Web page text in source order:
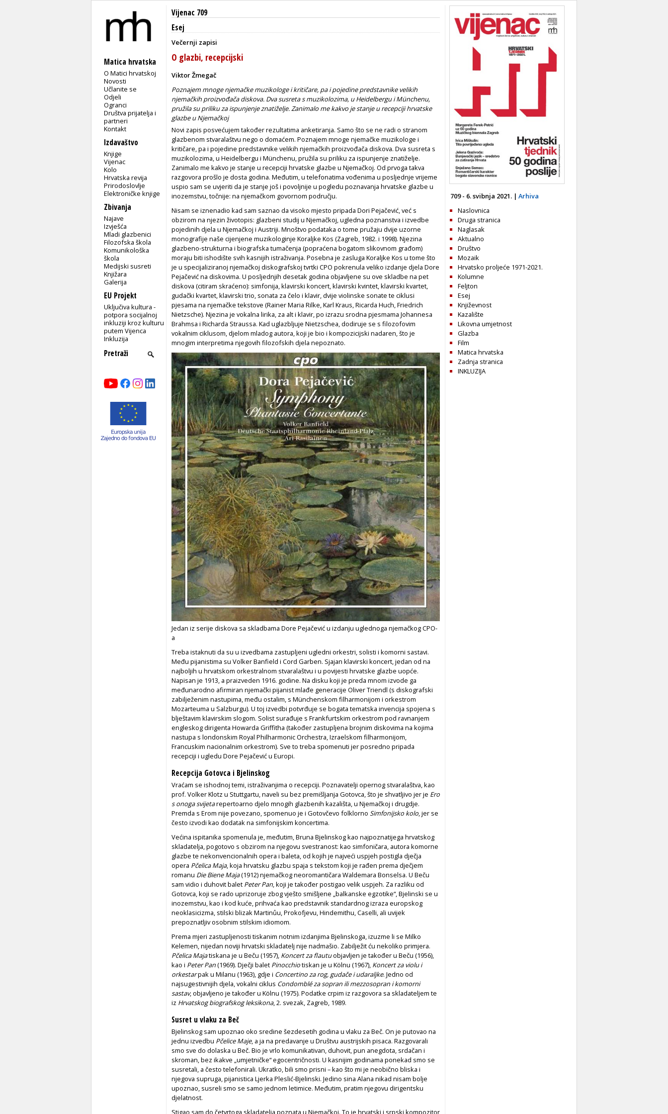
Matica hrvatska
O Matici hrvatskoj
Novosti
Učlanite se
Odjeli
Ogranci
Društva prijatelja i
partneri
Kontakt
Izdavaštvo
Knjige
Vijenac
Kolo
Hrvatska revija
Prirodoslovlje
Elektroničke knjige
Zbivanja
Najave
Izvješća
Mladi glazbenici
Filozofska škola
Komunikološka
škola
Medijski susreti
Knjižara
Galerija
EU Projekt
Uključiva kultura -
potpora socijalnoj
inkluziji kroz kulturu
putem Vijenca
Inkluzija
Vijenac 709
Esej
Večernji zapisi
O glazbi, recepcijski
Viktor Žmegač
Poznajem mnoge njemačke muzikologe i kritičare, pa i pojedine predstavnike velikih
njemačkih proizvođača diskova. Dva susreta s muzikolozima, u Heidelbergu i Münchenu,
pružila su priliku za ispunjenje znatiželje. Zanimalo me kakvo je stanje u recepciji hrvatske
glazbe u Njemačkoj
Novi zapis posvećujem također rezultatima anketiranja. Samo što se ne radi o stranom
glazbenom stvaralaštvu nego o domaćem. Poznajem mnoge njemačke muzikologe i
kritičare, pa i pojedine predstavnike velikih njemačkih proizvođača diskova. Dva susreta s
muzikolozima, u Heidelbergu i Münchenu, pružila su priliku za ispunjenje znatiželje.
Zanimalo me kakvo je stanje u recepciji hrvatske glazbe u Njemačkoj. Od prvoga takva
razgovora prošlo je dosta godina. Međutim, u telefonatima vođenima u posljednje vrijeme
uspio sam se uvjeriti da je stanje još i povoljnije u pogledu poznavanja hrvatske glazbe u
inozemstvu, točnije: na njemačkom govornom području.
Nisam se iznenadio kad sam saznao da visoko mjesto pripada Dori Pejačević, već s
obzirom na njezin životopis: glazbeni studij u Njemačkoj, ugledna poznanstva i izvedbe
pojedinih djela u Njemačkoj i Austriji. Mnoštvo podataka o tome pružaju dvije uzorne
monografije naše cijenjene muzikologinje Koraljke Kos (Zagreb, 1982. i 1998). Njezina
glazbeno-strukturna i biografska tumačenja (popraćena bogatom slikovnom građom)
moraju biti ishodište svih kasnijih istraživanja. Posebna je zasluga Koraljke Kos u tome što
je u specijaliziranoj njemačkoj diskografskoj tvrtki CPO pokrenula veliko izdanje djela Dore
Pejačević na diskovima. U posljednjih desetak godina objavljene su ove skladbe na pet
diskova (citiram skraćeno): simfonija, klavirski koncert, klavirski kvintet, klavirski kvartet,
gudački kvartet, klavirski trio, sonata za čelo i klavir, dvije violinske sonate te ciklusi
pjesama na njemačke tekstove (Rainer Maria Rilke, Karl Kraus, Ricarda Huch, Friedrich
Nietzsche). Njezina je vokalna lirika, za alt i klavir, po izrazu srodna pjesmama Johannesa
Brahmsa i Richarda Straussa. Kad uglazbljuje Nietzschea, dodiruje se s filozofovim
vokalnim ciklusom, djelom mladog autora, koji je bio i kompozicijski nadaren, što je
mnogim interpretima njegovih filozofskih djela nepoznato.
Jedan iz serije diskova sa skladbama Dore Pejačević u izdanju uglednoga njemačkog CPO-
a
Treba istaknuti da su u izvedbama zastupljeni ugledni orkestri, solisti i komorni sastavi.
Među pijanistima su Volker Banfield i Cord Garben. Sjajan klavirski koncert, jedan od na
najboljih u hrvatskom orkestralnom stvaralaštvu i u povijesti hrvatske glazbe uopće.
Napisan je 1913, a praizveden 1916. godine. Na disku koji je preda mnom izvode ga
međunarodno afirmiran njemački pijanist mlađe generacije Oliver Triendl (s diskografski
zabilježenim nastupima, među ostalim, s Münchenskom filharmonijom i orkestrom
Mozarteuma u Salzburgu). U toj izvedbi potvrđuje se bogata tematska invencija spojena s
blještavim klavirskim slogom. Solist surađuje s Frankfurtskim orkestrom pod ravnanjem
engleskog dirigenta Howarda Griffitha (također zastupljena brojnim diskovima na kojima
nastupa s londonskim Royal Philharmonic Orchestra, Izraelskom filharmonijom,
Francuskim nacionalnim orkestrom). Sve to treba spomenuti jer posredno pripada
recepciji i ugledu Dore Pejačević u Europi.
Recepcija Gotovca i Bjelinskog
Vraćam se ishodnoj temi, istraživanjima o recepciji. Poznavatelji opernog stvaralaštva, kao
prof. Volker Klotz u Stuttgartu, naveli su bez premišljanja Gotovca, što je shvatljivo jer je Ero
s onoga svijetarepertoarno djelo mnogih glazbenih kazališta, u Njemačkoj i drugdje.
Premda s Erom nije povezano, spomenuo je i Gotovčevo folklorno Simfonijsko kolo , jer se
često izvodi kao dodatak na simfonijskim koncertima.
Većina ispitanika spomenula je, međutim, Bruna Bjelinskog kao najpoznatijega hrvatskog
skladatelja, pogotovo s obzirom na njegovu svestranost: kao simfoničara, autora komorne
glazbe te nekonvencionalnih opera i baleta, od kojih je najveći uspjeh postigla dječja
opera Pčelica Maja, koja hrvatsku glazbu spaja s tekstom koji je rađen prema dječjem
romanu Die Biene Maja(1912) njemačkog neoromantičara Waldemara Bonselsa. U Beču
sam vidio i duhovit balet Peter Pan , koji je također postigao velik uspjeh. Za razliku od
Gotovca, koji se rado uprizoruje zbog vješto smišljene „balkanske egzotike“, Bjelinski se u
inozemstvu, kao i kod kuće, prihvaća kao predstavnik standardnog izraza europskog
neoklasicizma, stilski blizak Martinůu, Prokofjevu, Hindemithu, Caselli, ali uvijek
prepoznatljiv osobnim stilskim idiomom.
Prema mjeri zastupljenosti tiskanim notnim izdanjima Bjelinskoga, izuzme li se Mil­ko
Kelemen, nijedan noviji hrvatski skladatelj nije nadmašio. Zabilježit ću nekoliko primjera.
Pčelica Majatiskana je u Beču (1957), Koncert za flautuobjavljen je također u Beču (1956),
kao i Peter Pan(1969). Dječji balet Pinocchiotiskan je u Kölnu (1967), Koncert za violu i
orkestarpak u Milanu (1963), gdje i Concertino za rog, gudače i udaraljke. Jedno od
najsugestivnijih djela, vokalni ciklus Condomblé za sopran ili mezzosopran i komorni
sastav, objavljeno je također u Kölnu (1975). Podatke crpim iz razgovora sa skladateljem te
iz Hrvatskog biografskog leksikona, 2. svezak, Zagreb, 1989.
Susret u vlaku za Beč
Bjelinskog sam upoznao oko sredine šezdesetih godina u vlaku za Beč. On je putovao na
jednu izvedbu Pčelice Maje, a ja na predavanje u Društvu austrijskih pisaca. Razgovarali
smo sve do dolaska u Beč. Bio je vrlo komunikativan, duhovit, pun anegdota, srdačan i
skroman, bez ikakve „umjetničke“ egocentričnosti. U kasnijim godinama ponekad smo se
susretali, a često telefonirali. Ukratko, bili smo prisni – kao što mi je neobično bliska i
njegova supruga, pijanistica Ljerka Pleslić-Bjelinski. Jedino sina Alana nikad nisam bolje
upoznao, susreli smo se samo jednom letimice. Međutim, pratim njegovu dirigentsku
djelatnost.
Stigao sam do četvrtoga skladatelja poznata u Njemačkoj. To je hrvatski i srpski kompozitor
709 - 6. svibnja 2021. | Arhiva
Naslovnica
Druga stranica
Naglasak
Aktualno
Društvo
Mozaik
Hrvatsko proljeće 1971-2021.
Kolumne
Feljton
Esej
Književnost
Kazalište
Likovna umjetnost
Glazba
Film
Matica hrvatska
Zadnja stranica
INKLUZIJA